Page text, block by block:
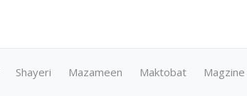
Shayeri Mazameen Maktobat Magzine